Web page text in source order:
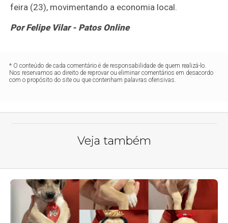
feira (23), movimentando a economia local.
Por Felipe Vilar - Patos Online
* O conteúdo de cada comentário é de responsabilidade de quem realizá-lo.
Nos reservamos ao direito de reprovar ou eliminar comentários em desacordo
com o propósito do site ou que contenham palavras ofensivas.
Veja também